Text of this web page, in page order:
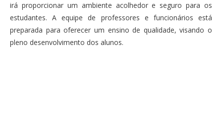
irá proporcionar um ambiente acolhedor e seguro para os
estudantes. A equipe de professores e funcionários está
preparada para oferecer um ensino de qualidade, visando o
pleno desenvolvimento dos alunos.